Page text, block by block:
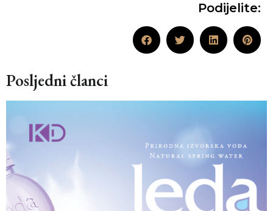
Podijelite:
Posljedni članci